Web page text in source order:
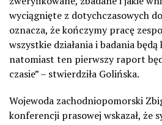
wyciągnięte z dotychczasowych
oznacza, że kończymy pracę
wszystkie działania i badania
natomiast ten pierwszy raport
czasie” – stwierdziła Golińska.
Wojewoda zachodniopomorski
konferencji prasowej wskazał, że